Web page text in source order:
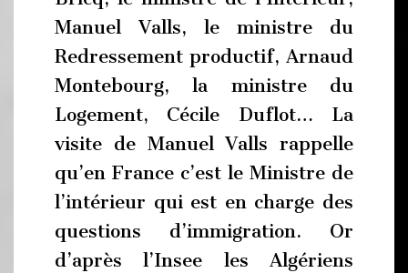
Manuel Valls, le ministre du
Redressement productif, Arnaud
Montebourg, la ministre du
Logement, Cécile Duflot… La
visite de Manuel Valls rappelle
qu’en France c’est le Ministre de
l’intérieur qui est en charge des
questions d’immigration. Or
d’après l’Insee les Algériens